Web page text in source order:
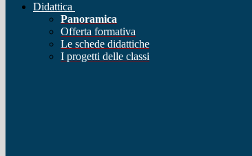
Didattica
Panoramica
Offerta formativa
Le schede didattiche
I progetti delle classi